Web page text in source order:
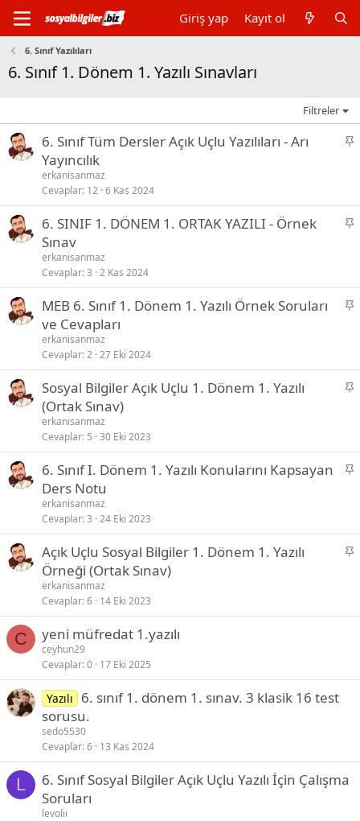
Giriş yap Kayıt ol
6. Sınıf Yazılıları
6. Sınıf 1. Dönem 1. Yazılı Sınavları
Filtreler
S
t
6. Sınıf Tüm Dersler Açık Uçlu Yazılıları - Arı
Yayıncılık
erkanisanmaz
Cevaplar 12 6 Kas 2024
S
t
6. SINIF 1. DÖNEM 1. ORTAK YAZILI - Örnek
Sınav
erkanisanmaz
Cevaplar 3 2 Kas 2024
S
t
MEB 6. Sınıf 1. Dönem 1. Yazılı Örnek Soruları
ve Cevapları
erkanisanmaz
Cevaplar 2 27 Eki 2024
S
t
Sosyal Bilgiler Açık Uçlu 1. Dönem 1. Yazılı
(Ortak Sınav)
erkanisanmaz
Cevaplar 5 30 Eki 2023
S
t
6. Sınıf I. Dönem 1. Yazılı Konularını Kapsayan
Ders Notu
erkanisanmaz
Cevaplar 3 24 Eki 2023
S
t
Açık Uçlu Sosyal Bilgiler 1. Dönem 1. Yazılı
Örneği (Ortak Sınav)
erkanisanmaz
Cevaplar 6 14 Eki 2023
C yeni müfredat 1.yazılı
ceyhun29
Cevaplar 0 17 Eki 2025
Yazılı
6. sınıf 1. dönem 1. sınav. 3 klasik 16 test
sorusu.
sedo5530
Cevaplar 6 13 Kas 2024
L
6. Sınıf Sosyal Bilgiler Açık Uçlu Yazılı İçin Çalışma
Soruları
levolii